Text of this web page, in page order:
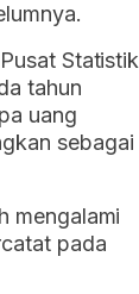
Statistik
tahun
uang
sebagai
mengalami
pada